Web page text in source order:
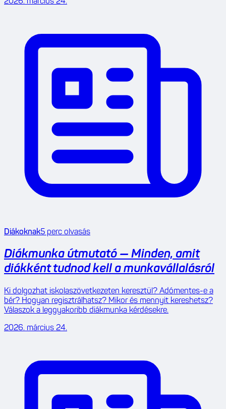
Diákoknak5 perc olvasás
Diákmunka útmutató — Minden, amit
diákként tudnod kell a munkavállalásról
Ki dolgozhat iskolaszövetkezeten keresztül? Adómentes-e a
bér? Hogyan regisztrálhatsz? Mikor és mennyit kereshetsz?
Válaszok a leggyakoribb diákmunka kérdésekre.
2026. március 24.